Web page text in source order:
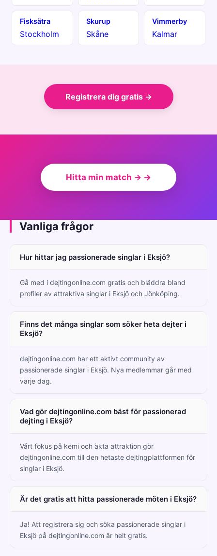
Fisksätra
Stockholm
Skurup
Skåne
Vimmerby
Kalmar
Registrera dig gratis →
Hitta min match → →
Vanliga frågor
Hur hittar jag passionerade singlar i Eksjö?
Gå med i dejtingonline.com gratis och bläddra bland
profiler av attraktiva singlar i Eksjö och Jönköping.
Finns det många singlar som söker heta dejter i
Eksjö?
dejtingonline.com har ett aktivt community av
passionerade singlar i Eksjö. Nya medlemmar går med
varje dag.
Vad gör dejtingonline.com bäst för passionerad
dejting i Eksjö?
Vårt fokus på kemi och äkta attraktion gör
dejtingonline.com till den hetaste dejtingplattformen för
singlar i Eksjö.
Är det gratis att hitta passionerade möten i Eksjö?
Ja! Att registrera sig och söka passionerade singlar i
Eksjö på dejtingonline.com är helt gratis.